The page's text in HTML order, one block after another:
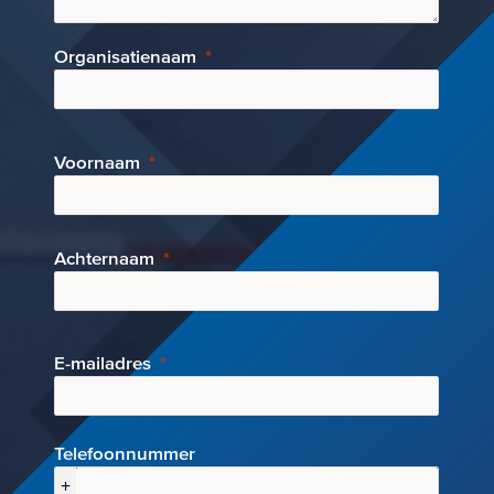
Organisatienaam
Voornaam
Achternaam
E-mailadres
Telefoonnummer
+